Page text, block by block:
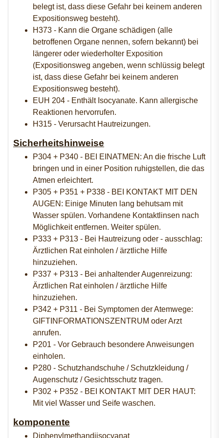
belegt ist, dass diese Gefahr bei keinem anderen
Expositionsweg besteht).
H373 - Kann die Organe schädigen (alle
betroffenen Organe nennen, sofern bekannt) bei
längerer oder wiederholter Exposition
(Expositionsweg angeben, wenn schlüssig belegt
ist, dass diese Gefahr bei keinem anderen
Expositionsweg besteht).
EUH 204 - Enthält Isocyanate. Kann allergische
Reaktionen hervorrufen.
H315 - Verursacht Hautreizungen.
Sicherheitshinweise
P304 + P340 - BEI EINATMEN: An die frische Luft
bringen und in einer Position ruhigstellen, die das
Atmen erleichtert.
P305 + P351 + P338 - BEI KONTAKT MIT DEN
AUGEN: Einige Minuten lang behutsam mit
Wasser spülen. Vorhandene Kontaktlinsen nach
Möglichkeit entfernen. Weiter spülen.
P333 + P313 - Bei Hautreizung oder - ausschlag:
Ärztlichen Rat einholen / ärztliche Hilfe
hinzuziehen.
P337 + P313 - Bei anhaltender Augenreizung:
Ärztlichen Rat einholen / ärztliche Hilfe
hinzuziehen.
P342 + P311 - Bei Symptomen der Atemwege:
GIFTINFORMATIONSZENTRUM oder Arzt
anrufen.
P201 - Vor Gebrauch besondere Anweisungen
einholen.
P280 - Schutzhandschuhe / Schutzkleidung /
Augenschutz / Gesichtsschutz tragen.
P302 + P352 - BEI KONTAKT MIT DER HAUT:
Mit viel Wasser und Seife waschen.
komponente
Diphenylmethandiisocyanat